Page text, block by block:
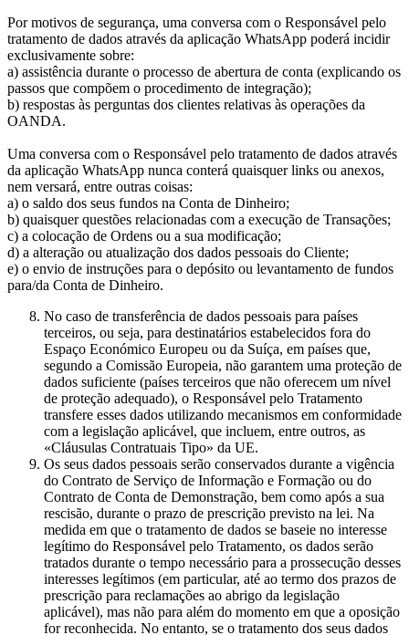
Por motivos de segurança, uma conversa com o Responsável pelo
tratamento de dados através da aplicação WhatsApp poderá incidir
exclusivamente sobre:
a) assistência durante o processo de abertura de conta (explicando os
passos que compõem o procedimento de integração);
b) respostas às perguntas dos clientes relativas às operações da
OANDA.
Uma conversa com o Responsável pelo tratamento de dados através
da aplicação WhatsApp nunca conterá quaisquer links ou anexos,
nem versará, entre outras coisas:
a) o saldo dos seus fundos na Conta de Dinheiro;
b) quaisquer questões relacionadas com a execução de Transações;
c) a colocação de Ordens ou a sua modificação;
d) a alteração ou atualização dos dados pessoais do Cliente;
e) o envio de instruções para o depósito ou levantamento de fundos
para/da Conta de Dinheiro.
No caso de transferência de dados pessoais para países
terceiros, ou seja, para destinatários estabelecidos fora do
Espaço Económico Europeu ou da Suíça, em países que,
segundo a Comissão Europeia, não garantem uma proteção de
dados suficiente (países terceiros que não oferecem um nível
de proteção adequado), o Responsável pelo Tratamento
transfere esses dados utilizando mecanismos em conformidade
com a legislação aplicável, que incluem, entre outros, as
«Cláusulas Contratuais Tipo» da UE.
Os seus dados pessoais serão conservados durante a vigência
do Contrato de Serviço de Informação e Formação ou do
Contrato de Conta de Demonstração, bem como após a sua
rescisão, durante o prazo de prescrição previsto na lei. Na
medida em que o tratamento de dados se baseie no interesse
legítimo do Responsável pelo Tratamento, os dados serão
tratados durante o tempo necessário para a prossecução desses
interesses legítimos (em particular, até ao termo dos prazos de
prescrição para reclamações ao abrigo da legislação
aplicável), mas não para além do momento em que a oposição
for reconhecida. No entanto, se o tratamento dos seus dados